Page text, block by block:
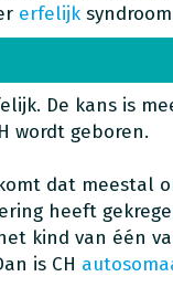
erfelijk
De kans is
wordt geboren.
dat meestal
heeft
kind van één
is CH